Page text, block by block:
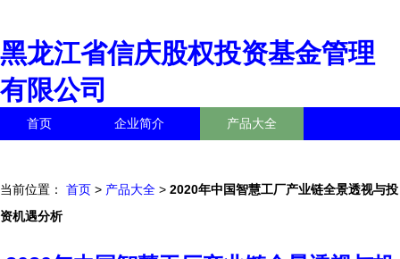
黑龙江省信庆股权投资基金管理
有限公司
首页 企业简介 产品大全
当前位置： 首页 > 产品大全 > 2020年中国智慧工厂产业链全景透视与投
资机遇分析